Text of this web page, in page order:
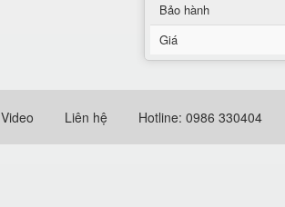
Bảo hành
Giá
Video Liên hệ Hotline: 0986 330404